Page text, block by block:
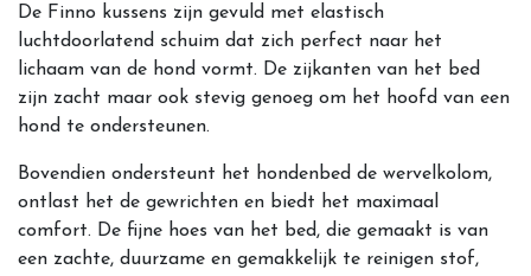
De Finno kussens zijn gevuld met elastisch
luchtdoorlatend schuim dat zich perfect naar het
lichaam van de hond vormt. De zijkanten van het bed
zijn zacht maar ook stevig genoeg om het hoofd van een
hond te ondersteunen.
Bovendien ondersteunt het hondenbed de wervelkolom,
ontlast het de gewrichten en biedt het maximaal
comfort. De fijne hoes van het bed, die gemaakt is van
een zachte, duurzame en gemakkelijk te reinigen stof,